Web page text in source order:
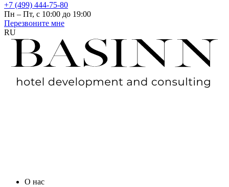
+7 (499) 444-75-80
Пн – Пт, с 10:00 до 19:00
Перезвоните мне
RU
О нас